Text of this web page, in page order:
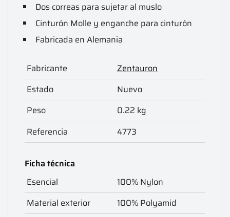
Dos correas para sujetar al muslo
Cinturón Molle y enganche para cinturón
Fabricada en Alemania
Fabricante
Zentauron
Estado
Nuevo
Peso
0.22 kg
Referencia
4773
Ficha técnica
Esencial
100% Nylon
Material exterior
100% Polyamid